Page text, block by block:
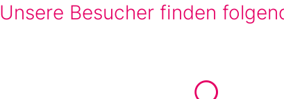
Unsere Besucher finden